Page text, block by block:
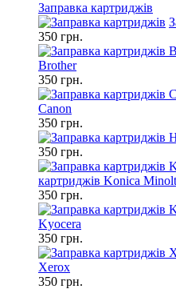
Заправка картриджів
350 грн.
Brother
350 грн.
Canon
350 грн.
350 грн.
картриджів Konica
350 грн.
Kyocera
350 грн.
Xerox
350 грн.